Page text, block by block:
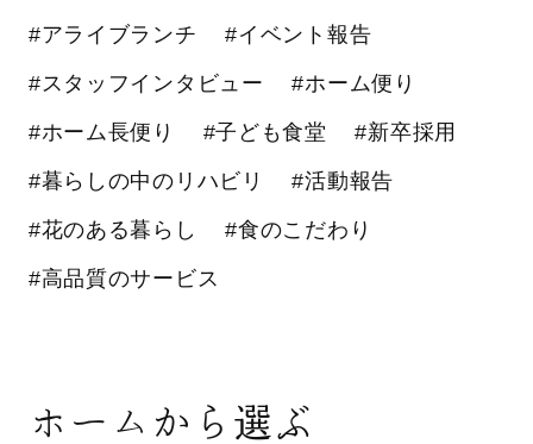
#アライブランチ #イベント報告
#スタッフインタビュー #ホーム便り
#ホーム長便り #子ども食堂 #新卒採用
#暮らしの中のリハビリ #活動報告
#花のある暮らし #食のこだわり
#高品質のサービス
ホームから選ぶ